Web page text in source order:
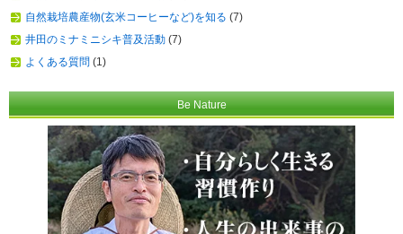
自然栽培農産物(玄米コーヒーなど)を知る (7)
井田のミナミニシキ普及活動 (7)
よくある質問 (1)
Be Nature